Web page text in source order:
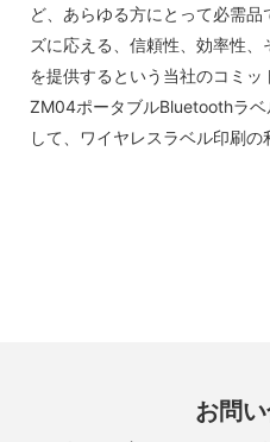
ど、あらゆる方にとって必需
ズに応える、信頼性、効率性
を提供するという当社のコミッ
ZM04ポータブルBluetoothラ
して、ワイヤレスラベル印刷の
お問